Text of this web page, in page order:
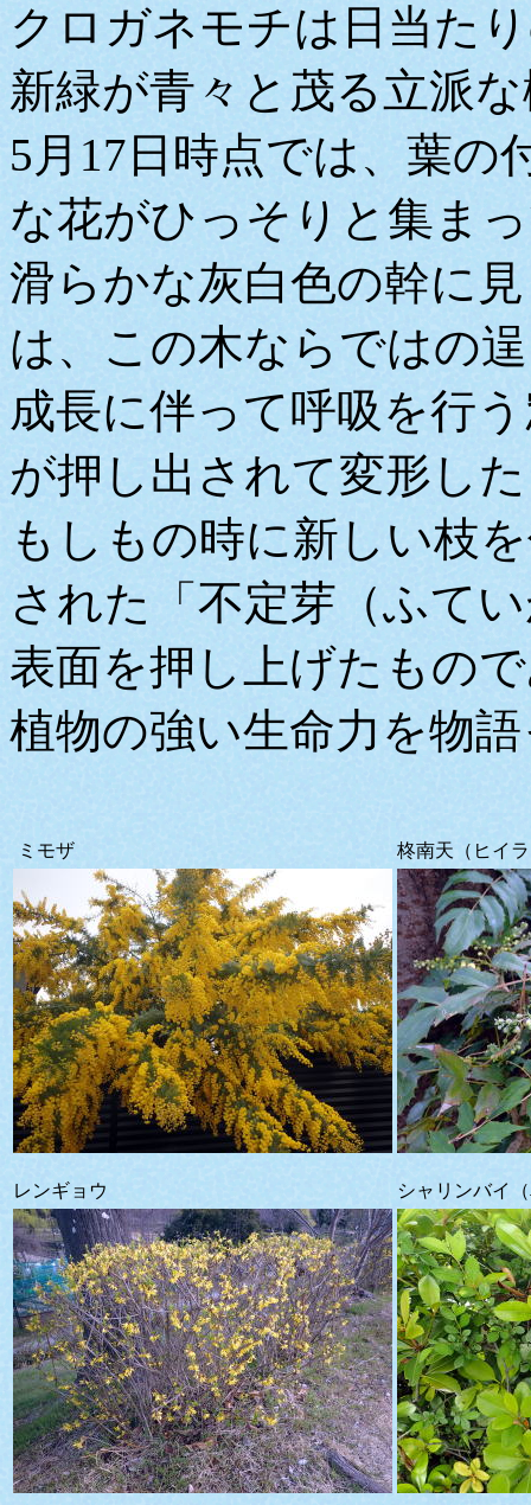
クロガネモチは日当た
新緑が青々と茂る立派
5月17日時点では、葉の
な花がひっそりと集ま
滑らかな灰白色の幹に
は、この木ならではの
成長に伴って呼吸を行
が押し出されて変形し
もしもの時に新しい枝
された「不定芽（ふて
表面を押し上げたもの
植物の強い生命力を物
ミモザ 柊南天（ヒイ
レンギョウ シャリンバイ